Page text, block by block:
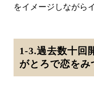
をイメージしながら
1-3.過去数十回
がとろで恋をみ